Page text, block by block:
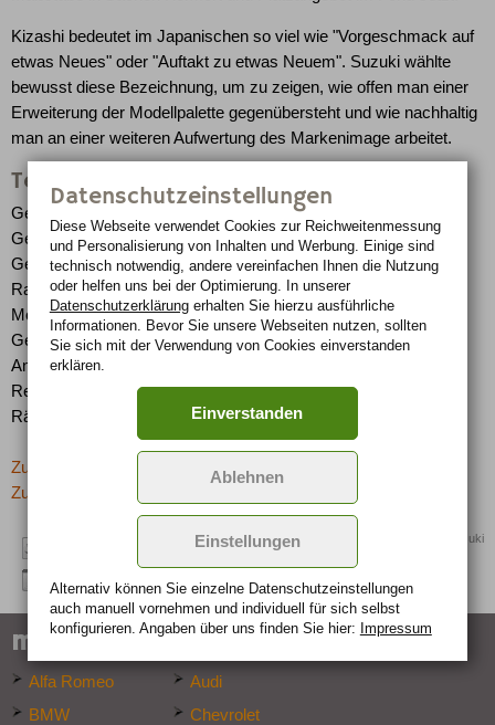
Kizashi bedeutet im Japanischen so viel wie "Vorgeschmack auf
etwas Neues" oder "Auftakt zu etwas Neuem". Suzuki wählte
bewusst diese Bezeichnung, um zu zeigen, wie offen man einer
Erweiterung der Modellpalette gegenübersteht und wie nachhaltig
man an einer weiteren Aufwertung des Markenimage arbeitet.
Technische Daten des Suzuki Kizashi
Gesamtlänge: 4.650 mm
Gesamtbreite: 1.950 mm
Gesamthöhe: 1.400 mm
Radstand: 2.850 mm
Motor: neu entwickelter 2.0-Liter-Turbodiesel
Getriebe: sequenzielles Sechsganggetriebe
Antriebssystem: advanced i-AWD (intelligent All-Wheel Drive)
Reifen: 255/30-R21
Räder: 21 Zoll, 9 Speichen, Aluminiumlegierung
Zurück zur letzten Seite
Zur Übersicht: -> Concept-Cars
Quelle: Suzuki
marken-specials
Alfa Romeo
Audi
BMW
Chevrolet
Datenschutzeinstellungen
Diese Webseite verwendet Cookies zur Reichweiten­messung
und Personalisierung von Inhalten und Werbung. Einige sind
technisch notwendig, andere vereinfachen Ihnen die Nutzung
oder helfen uns bei der Optimierung. In unserer
Datenschutzerklärungerhalten Sie hierzu ausführliche
Informationen. Bevor Sie unsere Webseiten nutzen, sollten
Sie sich mit der Verwendung von Cookies einverstanden
erklären.
Einverstanden
Ablehnen
Einstellungen
Alternativ können Sie einzelne Datenschutz­ein­stellungen
auch manuell vor­nehmen und indivi­duell für sich selbst
konfigurieren. Angaben über uns finden Sie hier: Impressum